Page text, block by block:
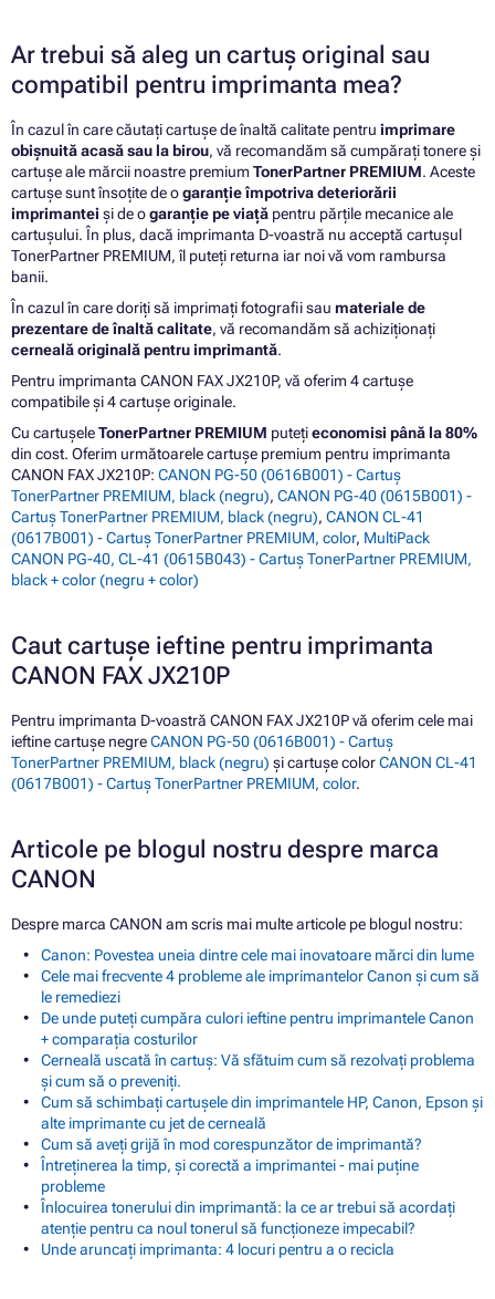
Ar trebui să aleg un cartuș original sau
compatibil pentru imprimanta mea?
În cazul în care căutați cartușe de înaltă calitate pentru imprimare
obișnuită acasă sau la birou, vă recomandăm să cumpărați tonere și
cartușe ale mărcii noastre premiumTonerPartner PREMIUM. Aceste
cartușe sunt însoțite de ogaranție împotriva deteriorării
imprimantei și de ogaranție pe viață pentru părțile mecanice ale
cartușului. În plus, dacă imprimanta D-voastră nu acceptă cartușul
TonerPartner PREMIUM, îl puteți returna iar noi vă vom rambursa
banii.
În cazul în care doriți să imprimați fotografii sau materiale de
prezentare de înaltă calitate, vă recomandăm să achiziționați
cerneală originală pentru imprimantă.
Pentru imprimanta CANON FAX JX210P, vă oferim 4 cartușe
compatibile și 4 cartușe originale.
Cu cartușeleTonerPartner PREMIUM putețieconomisi până la 80%
din cost. Oferim următoarele cartușe premium pentru imprimanta
CANON FAX JX210P: CANON PG-50 (0616B001) - Cartuș
TonerPartner PREMIUM, black (negru), CANON PG-40 (0615B001) -
Cartuș TonerPartner PREMIUM, black (negru), CANON CL-41
(0617B001) - Cartuș TonerPartner PREMIUM, color, MultiPack
CANON PG-40, CL-41 (0615B043) - Cartuș TonerPartner PREMIUM,
black + color (negru + color)
Caut cartușe ieftine pentru imprimanta
CANON FAX JX210P
Pentru imprimanta D-voastră CANON FAX JX210P vă oferim cele mai
ieftine cartușe negreCANON PG-50 (0616B001) - Cartuș
TonerPartner PREMIUM, black (negru) și cartușe colorCANON CL-41
(0617B001) - Cartuș TonerPartner PREMIUM, color.
Articole pe blogul nostru despre marca
CANON
Despre marca CANON am scris mai multe articole pe blogul nostru:
Canon: Povestea uneia dintre cele mai inovatoare mărci din lume
Cele mai frecvente 4 probleme ale imprimantelor Canon și cum să
le remediezi
De unde puteți cumpăra culori ieftine pentru imprimantele Canon
+ comparația costurilor
Cerneală uscată în cartuș: Vă sfătuim cum să rezolvați problema
și cum să o preveniți.
Cum să schimbați cartușele din imprimantele HP, Canon, Epson și
alte imprimante cu jet de cerneală
Cum să aveți grijă în mod corespunzător de imprimantă?
Întreținerea la timp, și corectă a imprimantei - mai puține
probleme
Înlocuirea tonerului din imprimantă: la ce ar trebui să acordați
atenție pentru ca noul tonerul să funcționeze impecabil?
Unde aruncați imprimanta: 4 locuri pentru a o recicla